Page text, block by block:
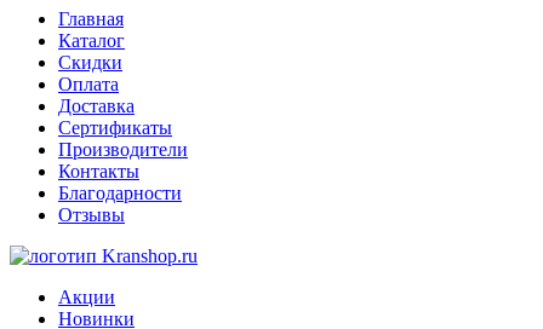
Главная
Каталог
Скидки
Оплата
Доставка
Сертификаты
Производители
Контакты
Благодарности
Отзывы
Акции
Новинки